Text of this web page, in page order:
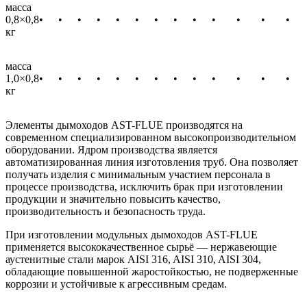
масса
0,8×0,8
кг
• • • • • • • • • • • • •
масса
1,0×0,8
кг
• • • • • • • • • • • • •
Элементы дымоходов AST-FLUE производятся на
современном специализированном высокопроизводительном
оборудовании. Ядром производства является
автоматизированная линия изготовления труб. Она позволяет
получать изделия с минимальным участием персонала в
процессе производства, исключить брак при изготовлении
продукции и значительно повысить качество,
производительность и безопасность труда.
При изготовлении модульных дымоходов AST-FLUE
применяется высококачественное сырьё — нержавеющие
аустенитные стали марок AISI 316, AISI 310, AISI 304,
обладающие повышенной жаростойкостью, не подверженные
коррозии и устойчивые к агрессивным средам.